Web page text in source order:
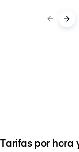
Tarifas por hora